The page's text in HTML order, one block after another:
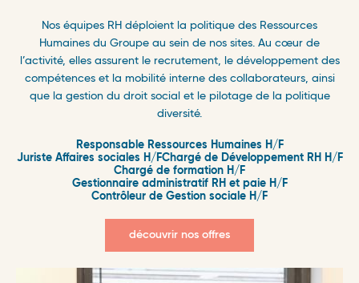
Nos équipes RH déploient la politique des Ressources
Humaines du Groupe au sein de nos sites. Au cœur de
l’activité, elles assurent le recrutement, le développement des
compétences et la mobilité interne des collaborateurs, ainsi
que la gestion du droit social et le pilotage de la politique
diversité.
Responsable Ressources Humaines H/F
Juriste Affaires sociales H/FChargé de Développement RH H/F
Chargé de formation H/F
Gestionnaire administratif RH et paie H/F
Contrôleur de Gestion sociale H/F
découvrir nos offres